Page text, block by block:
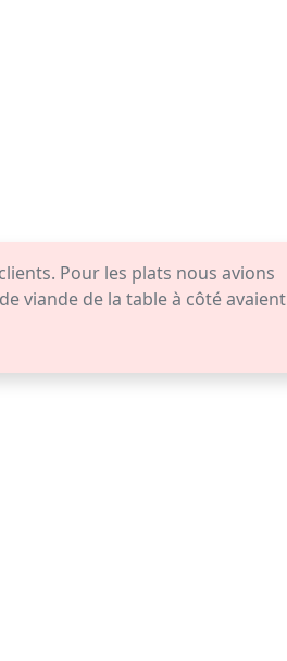
Pour les plats nous avions
viande de la table à côté avaient